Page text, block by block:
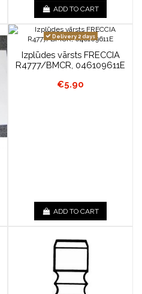
ADD TO CART
Delivery 2 days
Izplūdes vārsts FRECCIA
R4777/BMCR, 046109611E
€5.90
ADD TO CART